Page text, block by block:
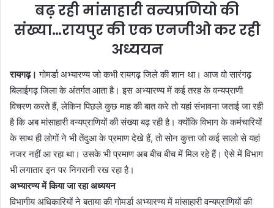
बढ़ रही मांसाहारी वन्यप्रणियो की
संख्या…रायपुर की एक एनजीओ कर रही
अध्ययन
रायगढ़। गोमर्डा अभ्यारण्य जो कभी रायगढ़ जिले की शान था। आज वो सारंगढ़
बिलाईगढ़ जिला के अंतर्गत आता है। इस अभ्यारण्य में कई तरह के वन्यप्राणी
विचरण करते हैं, लेकिन पिछले कुछ माह की बात करे तो यहां संभावना जताई जा रही
है कि अब मांसाहारी वन्यप्राणियों की संख्या बढ़ रही है। क्योंकि विभाग के कर्मचारियों
के साथ ही लोगों ने भी तेंदुआ के प्रमाण देखे हैं, तो सोन कुत्ता जो कई सालो से यहां
नजर नहीं आ रहा था। उसके भी प्रमाण अब बीच बीच में मिल रहे हैं। ऐसे में विभाग
भी लगातार इन पर निगरानी रख रहा है।
अभ्यारण्य में किया जा रहा अध्ययन
विभागीय अधिकारियों ने बताया की गोमर्डा अभ्यारण्य में मांसाहारी वन्यप्राणियों की